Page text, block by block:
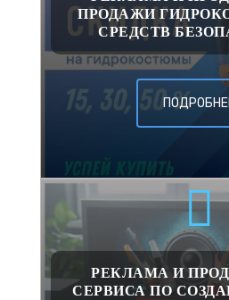
ПРОДАЖИ
СРЕДСТВ
РЕКЛАМА И
СЕРВИСА ПО